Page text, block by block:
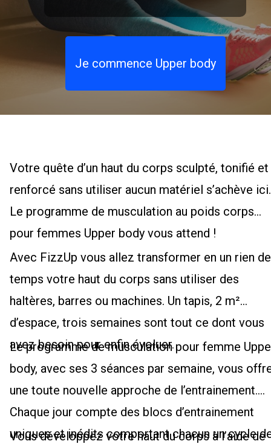
Je commence Upper body
Votre quête d’un haut du corps sculpté, tonifié et
renforcé sans utiliser aucun matériel s’achève ici.
Le programme de musculation au poids corps
pour femmes Upper body vous attend !
Avec FizzUp vous allez transformer en un rien de
temps votre haut du corps sans utiliser des
haltères, barres ou machines. Un tapis, 2 m²
d’espace, trois semaines sont tout ce dont vous
avez besoin pour enfin évoluer.
Le programme de musculation pour femme
body, avec ses 3 séances par semaine, vous
une toute nouvelle approche de l’entrainement.
Chaque jour compte des blocs d’entrainement
uniques et inédits comportant chacun un cycle
Vous développez votre haut du corps à l’aide de